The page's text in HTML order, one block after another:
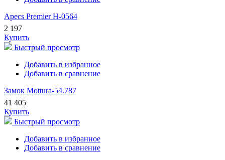
Apecs Premier H-0564
2 197
Купить
Быстрый просмотр
Добавить в избранное
Добавить в сравнение
Замок Mottura-54.787
41 405
Купить
Быстрый просмотр
Добавить в избранное
Добавить в сравнение